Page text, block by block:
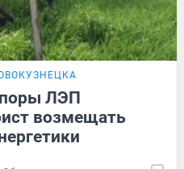
ЛЭП
возмещать